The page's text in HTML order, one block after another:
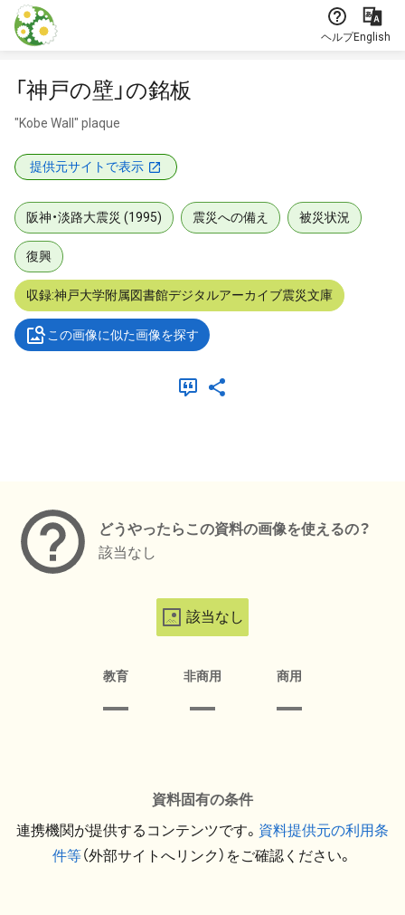
本文に飛ぶ
ヘルプEnglish
「神戸の壁」の銘板
"Kobe Wall" plaque
提供元サイトで表示
阪神・淡路大震災 (1995) 震災への備え 被災状況
復興
収録:神戸大学附属図書館デジタルアーカイブ震災文庫
この画像に似た画像を探す
どうやったらこの資料の画像を使えるの？
該当なし
該当なし
教育 非商用 商用
資料固有の条件
連携機関が提供するコンテンツです。 資料提供元の利用条
件等（外部サイトへリンク）をご確認ください。